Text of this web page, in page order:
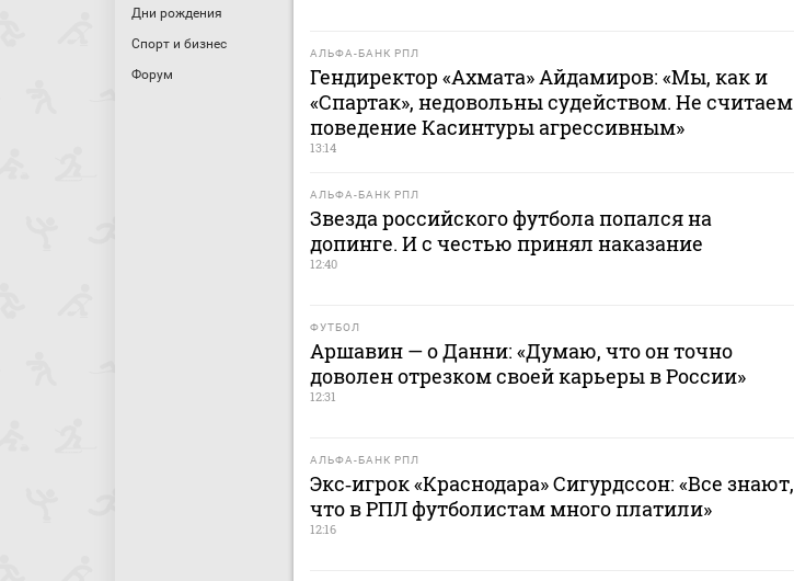
Дни рождения
Спорт и бизнес
Форум
АЛЬФА-БАНК РПЛ
Гендиректор «Ахмата» Айдамиров: «Мы, как и
«Спартак», недовольны судейством. Не считаем
поведение Касинтуры агрессивным»
13:14
АЛЬФА-БАНК РПЛ
Звезда российского футбола попался на
допинге. И с честью принял наказание
12:40
ФУТБОЛ
Аршавин — о Данни: «Думаю, что он точно
доволен отрезком своей карьеры в России»
12:31
АЛЬФА-БАНК РПЛ
Экс‑игрок «Краснодара» Сигурдссон: «Все знают,
что в РПЛ футболистам много платили»
12:16